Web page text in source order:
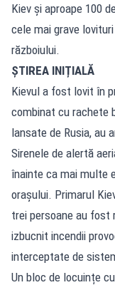
Kiev şi aproape 100
cele mai grave
războiului.
ȘTIREA INIȚIALĂ
Kievul a fost lovit în
combinat cu rachete
lansate de Rusia, au
Sirenele de alertă
înainte ca mai multe
orașului. Primarul
trei persoane au fost
izbucnit incendii
interceptate de
Un bloc de locuințe